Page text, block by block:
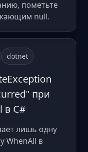
пометьте
null.
dotnet
при
в C#
лишь одну
WhenAll в